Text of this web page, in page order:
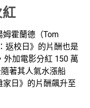
紅
霍蘭德（Tom
返校日》的片酬也是
外加電影分紅 150 萬
著其人氣水漲船
日》的片酬飆升至